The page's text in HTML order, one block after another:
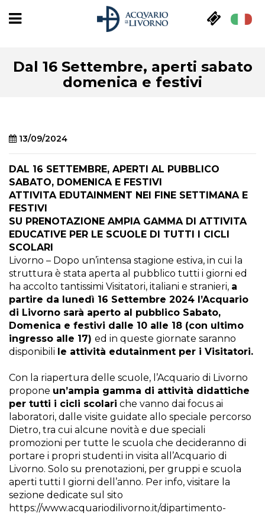
Dal 16 Settembre, aperti sabato
domenica e festivi
13/09/2024
DAL 16 SETTEMBRE, APERTI AL PUBBLICO
SABATO, DOMENICA E FESTIVI
ATTIVITA EDUTAINMENT NEI FINE SETTIMANA E
FESTIVI
SU PRENOTAZIONE AMPIA GAMMA DI ATTIVITA
EDUCATIVE PER LE SCUOLE DI TUTTI I CICLI
SCOLARI
Livorno – Dopo un’intensa stagione estiva, in cui la
struttura è stata aperta al pubblico tutti i giorni ed
ha accolto tantissimi Visitatori, italiani e stranieri, a
partire da lunedì 16 Settembre 2024 l’Acquario
di Livorno sarà aperto al pubblico Sabato,
Domenica e festivi dalle 10 alle 18 (con ultimo
ingresso alle 17) ed in queste giornate saranno
disponibili le attività edutainment per i Visitatori.
Con la riapertura delle scuole, l’Acquario di Livorno
propone un’ampia gamma di attività didattiche
per tutti i cicli scolari che vanno dai focus ai
laboratori, dalle visite guidate allo speciale percorso
Dietro, tra cui alcune novità e due speciali
promozioni per tutte le scuola che decideranno di
portare i propri studenti in visita all’Acquario di
Livorno. Solo su prenotazioni, per gruppi e scuola
aperti tutti I giorni dell’anno. Per info, visitare la
sezione dedicate sul sito
https://www.acquariodilivorno.it/dipartimento-